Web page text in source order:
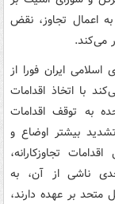
اعمال تجاوز، نقض
می‌کند.
ایران فورا از
با اتخاذ اقدامات
به توقف اقدامات
تشدید بیشتر اوضاع و
تجاوزکارانه،
ناشی از آن، به
بر عهده دارند،